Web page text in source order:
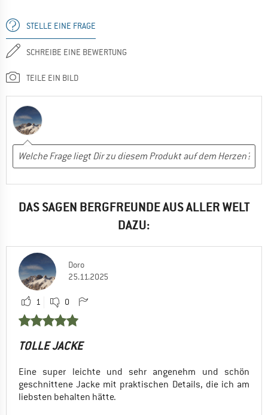
STELLE EINE FRAGE
SCHREIBE EINE BEWERTUNG
TEILE EIN BILD
DAS SAGEN BERGFREUNDE AUS ALLER WELT
DAZU:
Doro
25.11.2025
1 0
TOLLE JACKE
Eine super leichte und sehr angenehm und schön
geschnittene Jacke mit praktischen Details, die ich am
liebsten behalten hätte.